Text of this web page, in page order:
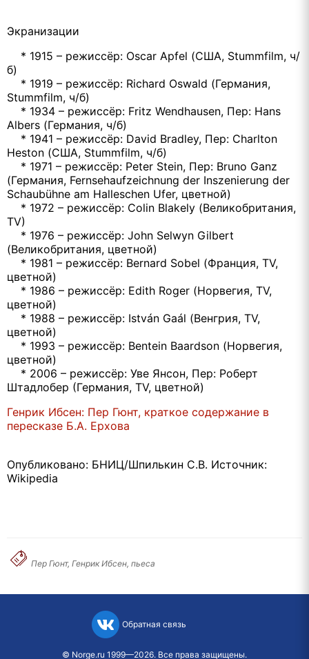
Экранизации
* 1915 – режиссёр: Oscar Apfel (США, Stummfilm, ч/
б)
* 1919 – режиссёр: Richard Oswald (Германия,
Stummfilm, ч/б)
* 1934 – режиссёр: Fritz Wendhausen, Пер: Hans
Albers (Германия, ч/б)
* 1941 – режиссёр: David Bradley, Пер: Charlton
Heston (США, Stummfilm, ч/б)
* 1971 – режиссёр: Peter Stein, Пер: Bruno Ganz
(Германия, Fernsehaufzeichnung der Inszenierung der
Schaubühne am Halleschen Ufer, цветной)
* 1972 – режиссёр: Colin Blakely (Великобритания,
TV)
* 1976 – режиссёр: John Selwyn Gilbert
(Великобритания, цветной)
* 1981 – режиссёр: Bernard Sobel (Франция, TV,
цветной)
* 1986 – режиссёр: Edith Roger (Норвегия, TV,
цветной)
* 1988 – режиссёр: István Gaál (Венгрия, TV,
цветной)
* 1993 – режиссёр: Bentein Baardson (Норвегия,
цветной)
* 2006 – режиссёр: Уве Янсон, Пер: Роберт
Штадлобер (Германия, TV, цветной)
Генрик Ибсен: Пер Гюнт, краткое содержание в
пересказе Б.А. Ерхова
Опубликовано: БНИЦ/Шпилькин С.В. Источник:
Wikipedia
Пер Гюнт, Генрик Ибсен, пьеса
Обратная связь
© Norge.ru 1999—2026. Все права защищены.